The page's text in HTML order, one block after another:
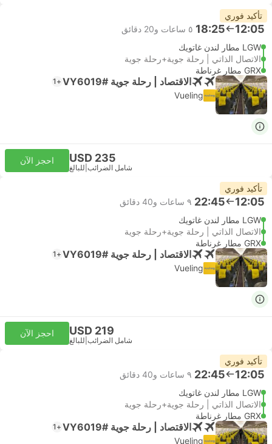
تأكيد فوري
12:05
18:25 ٥ ساعات و‫20 دقائق
LGW مطار لندن غاتويك
الاتصال الذاتي | رحلة جوية+رحلة جوية
GRX مطار غرناطة
الاقتصاد | رحلة جوية #VY6019 +1
Vueling
USD 235
شامل الضرائب للبالغ
احجز الآن
تأكيد فوري
12:05
22:45 ٩ ساعات و‫40 دقائق
LGW مطار لندن غاتويك
الاتصال الذاتي | رحلة جوية+رحلة جوية
GRX مطار غرناطة
الاقتصاد | رحلة جوية #VY6019 +1
Vueling
USD 219
شامل الضرائب للبالغ
احجز الآن
تأكيد فوري
12:05
22:45 ٩ ساعات و‫40 دقائق
LGW مطار لندن غاتويك
الاتصال الذاتي | رحلة جوية+رحلة جوية
GRX مطار غرناطة
الاقتصاد | رحلة جوية #VY6019 +1
Vueling